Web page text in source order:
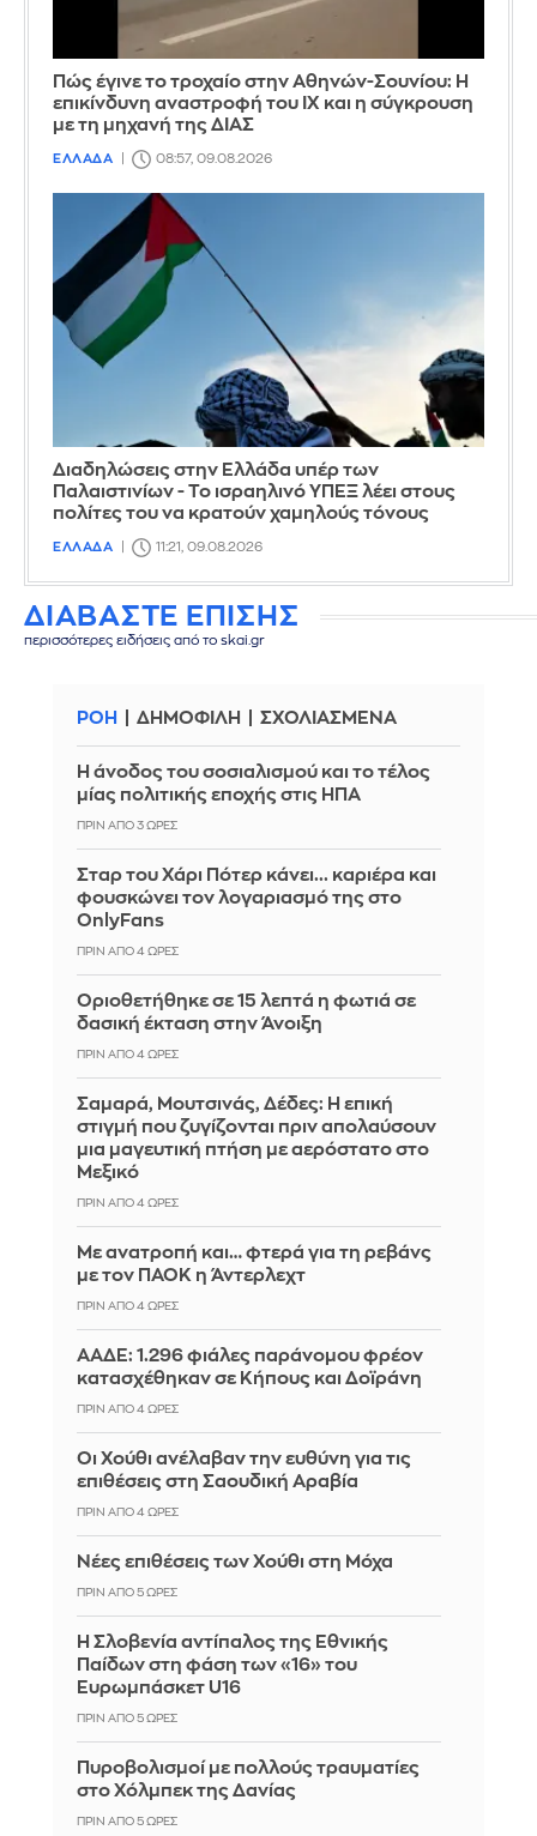
Πώς έγινε το τροχαίο στην Αθηνών-Σουνίου: Η
επικίνδυνη αναστροφή του ΙΧ και η σύγκρουση
με τη μηχανή της ΔΙΑΣ
ΕΛΛΑΔΑ 08:57, 09.08.2026
Διαδηλώσεις στην Ελλάδα υπέρ των
Παλαιστινίων - Το ισραηλινό ΥΠΕΞ λέει στους
πολίτες του να κρατούν χαμηλούς τόνους
ΕΛΛΑΔΑ 11:21, 09.08.2026
ΔΙΑΒΑΣΤΕ ΕΠΙΣΗΣ
περισσότερες ειδήσεις από το skai.gr
ΡΟΗ ΔΗΜΟΦΙΛΗ ΣΧΟΛΙΑΣΜΕΝΑ
Η άνοδος του σοσιαλισμού και το τέλος
μίας πολιτικής εποχής στις ΗΠΑ
ΠΡΙΝ ΑΠΌ 3 ΏΡΕΣ
Σταρ του Χάρι Πότερ κάνει... καριέρα και
φουσκώνει τον λογαριασμό της στο
OnlyFans
ΠΡΙΝ ΑΠΌ 4 ΏΡΕΣ
Οριοθετήθηκε σε 15 λεπτά η φωτιά σε
δασική έκταση στην Άνοιξη
ΠΡΙΝ ΑΠΌ 4 ΏΡΕΣ
Σαμαρά, Μουτσινάς, Δέδες: Η επική
στιγμή που ζυγίζονται πριν απολαύσουν
μια μαγευτική πτήση με αερόστατο στο
Μεξικό
ΠΡΙΝ ΑΠΌ 4 ΏΡΕΣ
Με ανατροπή και… φτερά για τη ρεβάνς
με τον ΠΑΟΚ η Άντερλεχτ
ΠΡΙΝ ΑΠΌ 4 ΏΡΕΣ
ΑΑΔΕ: 1.296 φιάλες παράνομου φρέον
κατασχέθηκαν σε Κήπους και Δοϊράνη
ΠΡΙΝ ΑΠΌ 4 ΏΡΕΣ
Οι Χούθι ανέλαβαν την ευθύνη για τις
επιθέσεις στη Σαουδική Αραβία
ΠΡΙΝ ΑΠΌ 4 ΏΡΕΣ
Νέες επιθέσεις των Χούθι στη Μόχα
ΠΡΙΝ ΑΠΌ 5 ΏΡΕΣ
Η Σλοβενία αντίπαλος της Εθνικής
Παίδων στη φάση των «16» του
Ευρωμπάσκετ U16
ΠΡΙΝ ΑΠΌ 5 ΏΡΕΣ
Πυροβολισμοί με πολλούς τραυματίες
στο Χόλμπεκ της Δανίας
ΠΡΙΝ ΑΠΌ 5 ΏΡΕΣ